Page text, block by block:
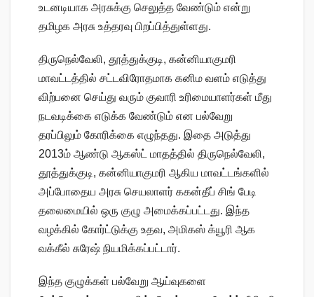
உடனடியாக அரசுக்கு செலுத்த வேண்டும் என்று
தமிழக அரசு உத்தரவு பிறப்பித்துள்ளது.
திருநெல்வேலி, தூத்துக்குடி, கன்னியாகுமரி
மாவட்டத்தில் சட்டவிரோதமாக கனிம வளம் எடுத்து
விற்பனை செய்து வரும் குவாரி உரிமையாளர்கள் மீது
நடவடிக்கை எடுக்க வேண்டும் என பல்வேறு
தரப்பிலும் கோரிக்கை எழுந்தது. இதை அடுத்து
2013ம் ஆண்டு ஆகஸ்ட் மாதத்தில் திருநெல்வேலி,
தூத்துக்குடி, கன்னியாகுமரி ஆகிய மாவட்டங்களில்
அப்போதைய அரசு செயலாளர் ககன்தீப் சிங் பேடி
தலைமையில் ஒரு குழு அமைக்கப்பட்டது. இந்த
வழக்கில் கோர்ட்டுக்கு உதவ, அமிகஸ் க்யூரி ஆக
வக்கீல் சுரேஷ் நியமிக்கப்பட்டார்.
இந்த குழுக்கள் பல்வேறு ஆய்வுகளை